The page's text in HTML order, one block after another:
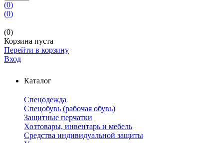
(0)
(0)
(0)
Корзина пуста
Перейти в корзину
Вход
Каталог
Спецодежда
Спецобувь (рабочая обувь)
Защитные перчатки
Хозтовары, инвентарь и мебель
Средства индивидуальной защиты